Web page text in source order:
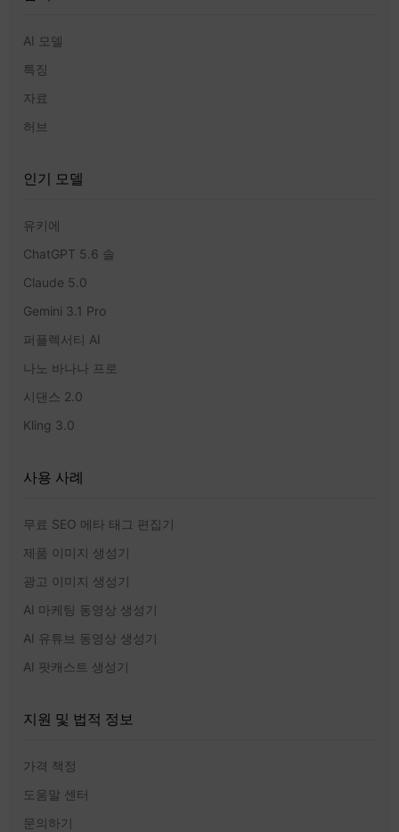
AI 모델
특징
자료
허브
인기 모델
유키에
ChatGPT 5.6 솔
Claude 5.0
Gemini 3.1 Pro
퍼플렉서티 AI
나노 바나나 프로
시댄스 2.0
Kling 3.0
사용 사례
무료 SEO 메타 태그 편집기
제품 이미지 생성기
광고 이미지 생성기
AI 마케팅 동영상 생성기
AI 유튜브 동영상 생성기
AI 팟캐스트 생성기
지원 및 법적 정보
가격 책정
도움말 센터
문의하기